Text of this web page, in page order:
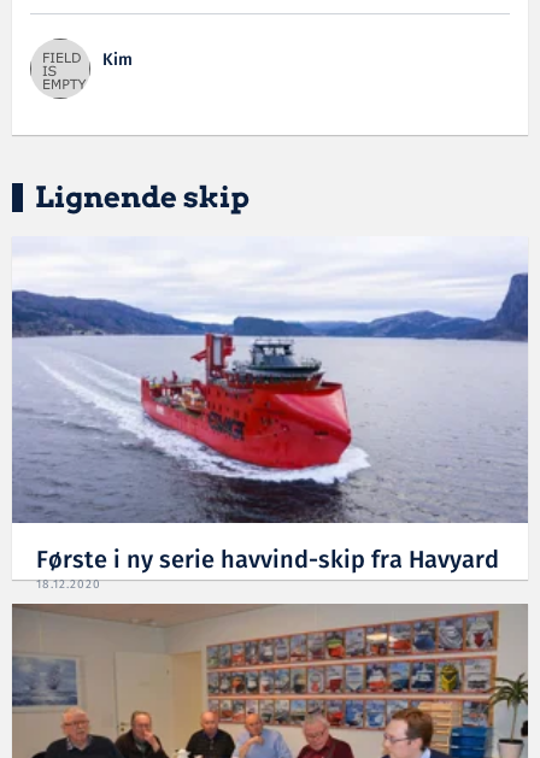
Kim
Lignende skip
Første i ny serie havvind-skip fra Havyard
18.12.2020